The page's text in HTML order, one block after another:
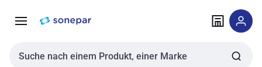
NavigationInhalt
Sucheingabe